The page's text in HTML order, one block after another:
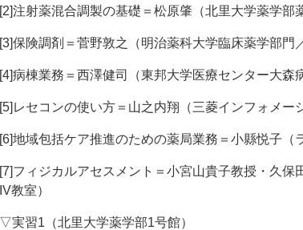
注射薬混合調製の基礎＝松原肇（北里大学薬学部
保険調剤＝菅野敦之（明治薬科大学臨床薬学部門
病棟業務＝西澤健司（東邦大学医療センター大森
レセコンの使い方＝山之内翔（三菱インフォメー
地域包括ケア推進のための薬局業務＝小縣悦子（
フィジカルアセスメント＝小宮山貴子教授・久保
教室）
習1（北里大学薬学部1号館）